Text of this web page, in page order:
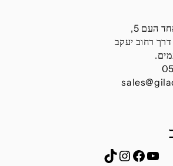
העם 5,
דרך רחוב יעקב
YouTube
Facebook
Instagram
TikTok